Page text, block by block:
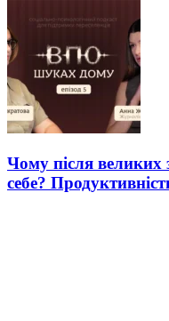
Чому після великих
себе?